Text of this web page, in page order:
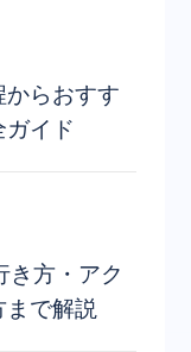
らおすす
イド
き方・アク
で解説